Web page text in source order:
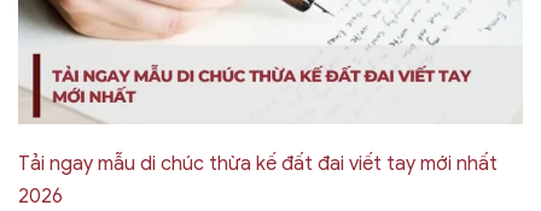
Tải ngay mẫu di chúc thừa kế đất đai viết tay mới nhất
2026